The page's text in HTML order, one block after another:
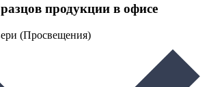
продукции в офисе
(Просвещения)